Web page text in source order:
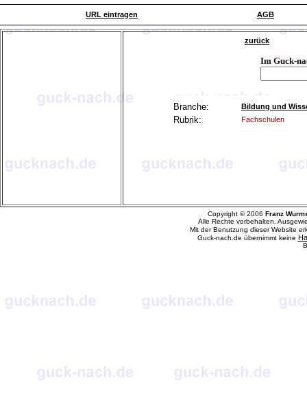
URL eintragen AGB
zurück
Im Guck-
Branche: Bildung und
Rubrik: Fachschulen
Copyright © 2006 Franz
Alle Rechte vorbehalten.
Mit der Benutzung dieser Website
Guck-nach.de übernimmt keine